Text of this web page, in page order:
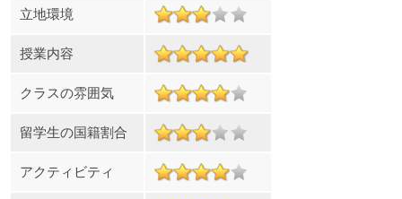
立地環境
授業内容
クラスの雰囲気
留学生の国籍割合
アクティビティ